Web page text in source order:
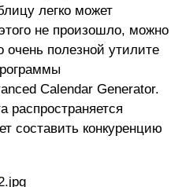
легко может
не произошло, можно
очень полезной утилите
Calendar Generator.
распространяется
составить конкуренцию